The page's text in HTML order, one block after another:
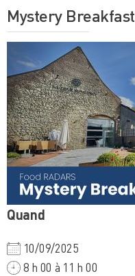
Mystery Breakfast
Quand
10/09/2025
8 h 00 à 11 h 00